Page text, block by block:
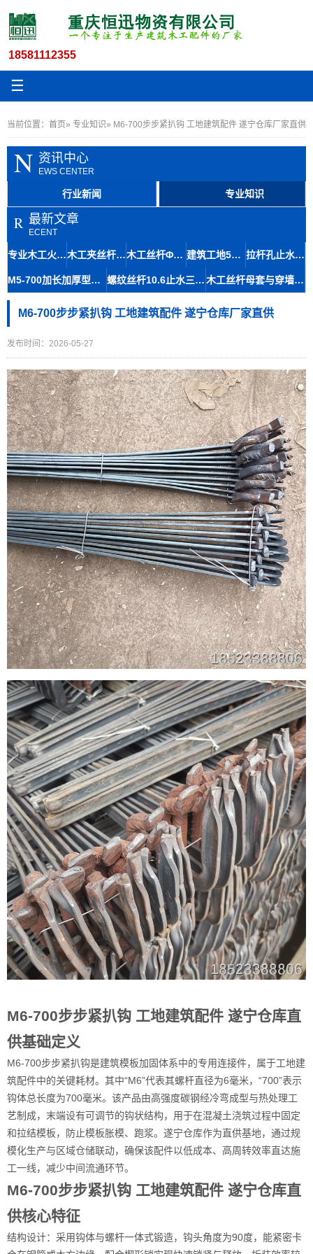
18581112355
☰
当前位置： 首页» 专业知识» M6-700步步紧扒钩 工地建筑配件 遂宁仓库厂家直供
N 资讯中心
EWS CENTER
行业新闻 专业知识
R 最新文章
ECENT
专业木工火钩与步步紧道真螺杆 工地用600长6个厚扒钩出售 木工夹丝杆国标14穿墙丝杠地铁修建材料长寿区螺杆厂家专业知识 木工丝杆Φ10.8剪力墙穿墙螺丝防模板爆裂南川区螺杆出售 建筑工地5个厚700长步步紧螺杠江安厂家可定制紧固件 拉杆孔止水M10.8木工桌丝杆三段式防水螺杆安装指南
M5-700加长加厚型步步紧 工地用批发 德江厂家可定制 螺纹丝杆10.6止水三螺杆房建施工防跑模技术应用 木工丝杆母套与穿墙丝及速接止水拉杆在荣昌区的拆除技巧
M6-700步步紧扒钩 工地建筑配件 遂宁仓库厂家直供
发布时间：2026-05-27
M6-700步步紧扒钩 工地建筑配件 遂宁仓库直
供基础定义
M6-700步步紧扒钩是建筑模板加固体系中的专用连接件，属于工地建
筑配件中的关键耗材。其中“M6”代表其螺杆直径为6毫米，“700”表示
钩体总长度为700毫米。该产品由高强度碳钢经冷弯成型与热处理工
艺制成，末端设有可调节的钩状结构，用于在混凝土浇筑过程中固定
和拉结模板，防止模板胀模、跑浆。遂宁仓库作为直供基地，通过规
模化生产与区域仓储联动，确保该配件以低成本、高周转效率直达施
工一线，减少中间流通环节。
M6-700步步紧扒钩 工地建筑配件 遂宁仓库直
供核心特征
结构设计：采用钩体与螺杆一体式锻造，钩头角度为90度，能紧密卡